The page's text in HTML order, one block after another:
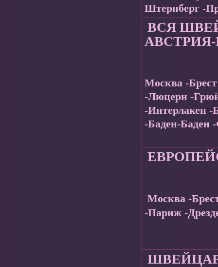
Штернберг -
ВСЯ
Москва -
-Люцерн -
-Интерлакен -
-Баден-Баден
Москва -
-Париж -